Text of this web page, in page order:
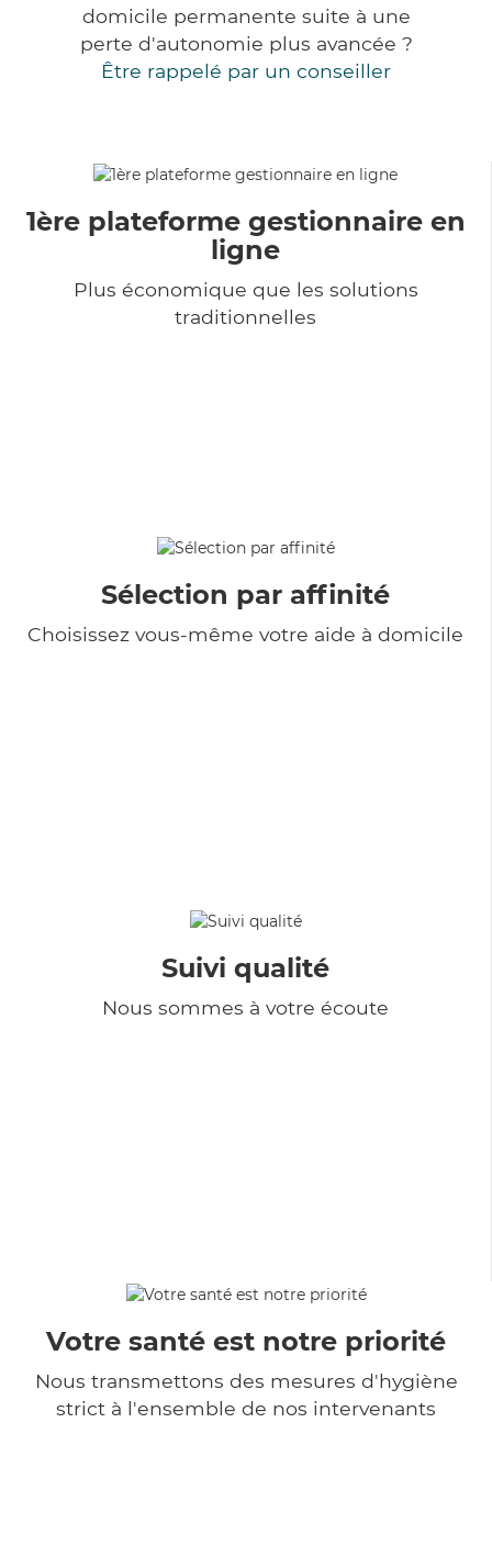
domicile permanente suite à une
perte d'autonomie plus avancée ?
Être rappelé par un conseiller
1ère plateforme gestionnaire en
ligne
Plus économique que les solutions
traditionnelles
Sélection par affinité
Choisissez vous-même votre aide à domicile
Suivi qualité
Nous sommes à votre écoute
Votre santé est notre priorité
Nous transmettons des mesures d'hygiène
strict à l'ensemble de nos intervenants